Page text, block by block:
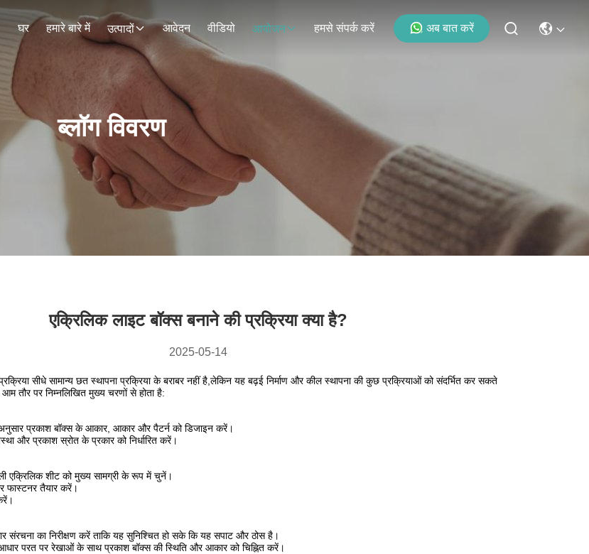
घर हमारे बारे में उत्पादों आवेदन वीडियो आयोजन हमसे संपर्क करें अब बात करें
ब्लॉग विवरण
एक्रिलिक लाइट बॉक्स बनाने की प्रक्रिया क्या है?
2025-05-14
प्रक्रिया सीधे सामान्य छत स्थापना प्रक्रिया के बराबर नहीं है,लेकिन यह बढ़ई निर्माण और कील स्थापना की कुछ प्रक्रियाओं को संदर्भित कर सकते
तौर पर निम्नलिखित मुख्य चरणों से होता है:
प्रकाश बॉक्स के आकार, आकार और पैटर्न को डिजाइन करें।
और प्रकाश स्रोत के प्रकार को निर्धारित करें।
एक्रिलिक शीट को मुख्य सामग्री के रूप में चुनें।
फास्टनर तैयार करें।
का निरीक्षण करें ताकि यह सुनिश्चित हो सके कि यह सपाट और ठोस है।
परत पर रेखाओं के साथ प्रकाश बॉक्स की स्थिति और आकार को चिह्नित करें।